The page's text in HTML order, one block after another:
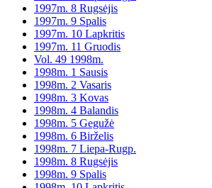
1997m. 8 Rugsėjis
1997m. 9 Spalis
1997m. 10 Lapkritis
1997m. 11 Gruodis
Vol. 49 1998m.
1998m. 1 Sausis
1998m. 2 Vasaris
1998m. 3 Kovas
1998m. 4 Balandis
1998m. 5 Gegužė
1998m. 6 Birželis
1998m. 7 Liepa-Rugp.
1998m. 8 Rugsėjis
1998m. 9 Spalis